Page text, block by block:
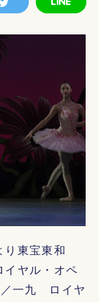
東宝東和
イヤル・オペ
／一九 ロイヤ